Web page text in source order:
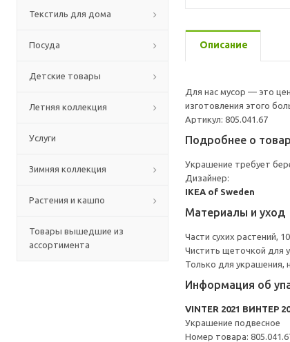
Текстиль для дома
Посуда
Детские товары
Летняя коллекция
Услуги
Зимняя коллекция
Растения и кашпо
Товары вышедшие из
ассортимента
Описание
Для нас мусор — это
изготовления этого
Артикул: 805.041.67
Подробнее о
Украшение требует
Дизайнер:
IKEA of Sweden
Материалы и уход
Части сухих растений,
Чистить щеточкой для
Только для украшения,
Информация об
VINTER 2021 ВИНТЕР
Украшение подвесное
Номер товара: